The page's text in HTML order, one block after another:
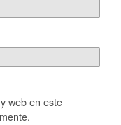
web en este